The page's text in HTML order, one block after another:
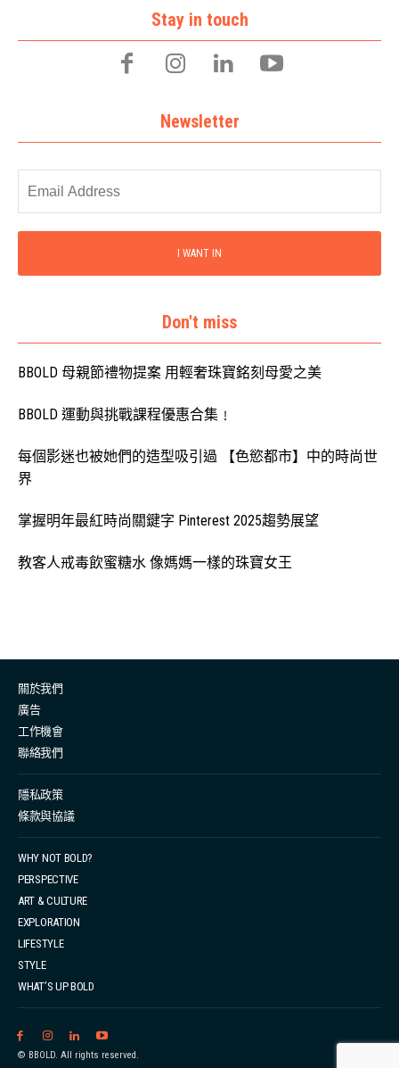
Stay in touch
Newsletter
I WANT IN
Don't miss
BBOLD 母親節禮物提案 用輕奢珠寶銘刻母愛之美
BBOLD 運動與挑戰課程優惠合集﹗
每個影迷也被她們的造型吸引過 【色慾都市】中的時尚世
界
掌握明年最紅時尚關鍵字 Pinterest 2025趨勢展望
教客人戒毒飲蜜糖水 像媽媽一樣的珠寶女王
關於我們
廣告
工作機會
聯絡我們
隱私政策
條款與協議
WHY NOT BOLD?
PERSPECTIVE
ART & CULTURE
EXPLORATION
LIFESTYLE
STYLE
WHAT’S UP BOLD
© BBOLD. All rights reserved.